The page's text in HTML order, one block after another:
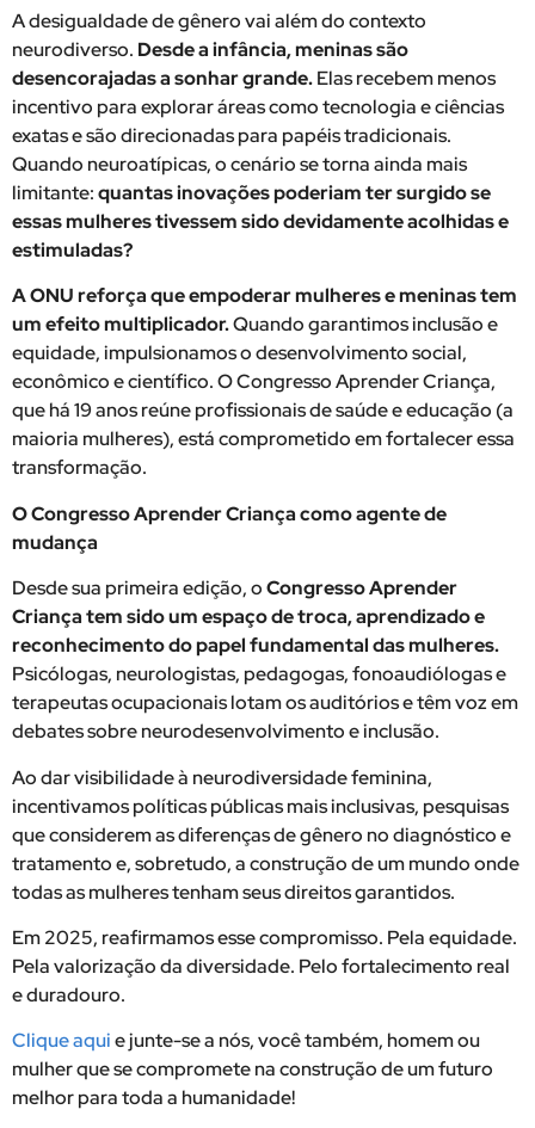
A desigualdade de gênero vai além do contexto
neurodiverso. Desde a infância, meninas são
desencorajadas a sonhar grande.Elas recebem menos
incentivo para explorar áreas como tecnologia e ciências
exatas e são direcionadas para papéis tradicionais.
Quando neuroatípicas, o cenário se torna ainda mais
limitante:quantas inovações poderiam ter surgido se
essas mulheres tivessem sido devidamente acolhidas e
estimuladas?
A ONU reforça que empoderar mulheres e meninas tem
um efeito multiplicador.Quando garantimos inclusão e
equidade, impulsionamos o desenvolvimento social,
econômico e científico. O Congresso Aprender Criança,
que há 19 anos reúne profissionais de saúde e educação (a
maioria mulheres), está comprometido em fortalecer essa
transformação.
O Congresso Aprender Criança como agente de
mudança
Desde sua primeira edição, oCongresso Aprender
Criança tem sido um espaço de troca, aprendizado e
reconhecimento do papel fundamental das mulheres.
Psicólogas, neurologistas, pedagogas, fonoaudiólogas e
terapeutas ocupacionais lotam os auditórios e têm voz em
debates sobre neurodesenvolvimento e inclusão.
Ao dar visibilidade à neurodiversidade feminina,
incentivamos políticas públicas mais inclusivas, pesquisas
que considerem as diferenças de gênero no diagnóstico e
tratamento e, sobretudo, a construção de um mundo onde
todas as mulheres tenham seus direitos garantidos.
Em 2025, reafirmamos esse compromisso. Pela equidade.
Pela valorização da diversidade. Pelo fortalecimento real
e duradouro.
Clique aquie junte-se a nós, você também, homem ou
mulher que se compromete na construção de um futuro
melhor para toda a humanidade!